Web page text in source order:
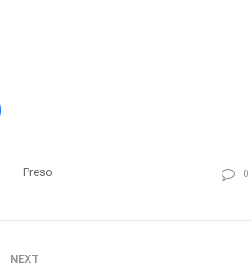
Preso
0
NEXT